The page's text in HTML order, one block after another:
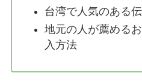
台湾で人気のある
地元の人が薦める
入方法